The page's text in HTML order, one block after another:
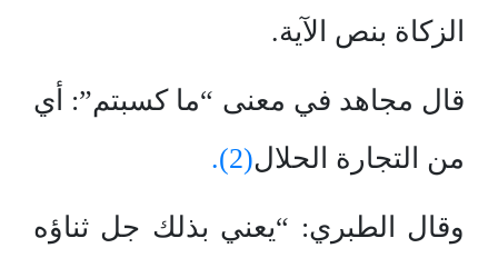
الزكاة بنص الآية.
قال مجاهد في معنى “ما كسبتم”: أي
من التجارة الحلال(2).
وقال الطبري: “يعني بذلك جل ثناؤه